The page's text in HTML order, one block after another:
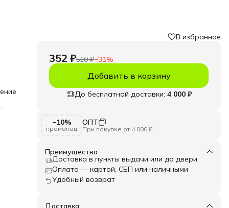
В избранное
352 ₽510 ₽−31%
Добавить в корзину
До бесплатной доставки: 4 000 ₽
−10%
промокод
ОПТ
При покупке от 4 000 ₽
Преимущества
Доставка в пункты выдачи или до двери
Оплата — картой, СБП или наличными
Удобный возврат
Доставка